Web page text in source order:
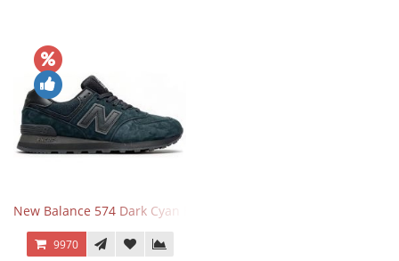
New Balance 574 Dark Cyan Black Suede
9970